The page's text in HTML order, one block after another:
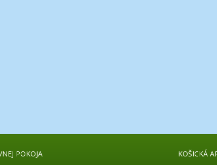
POKOJA KOŠICKÁ